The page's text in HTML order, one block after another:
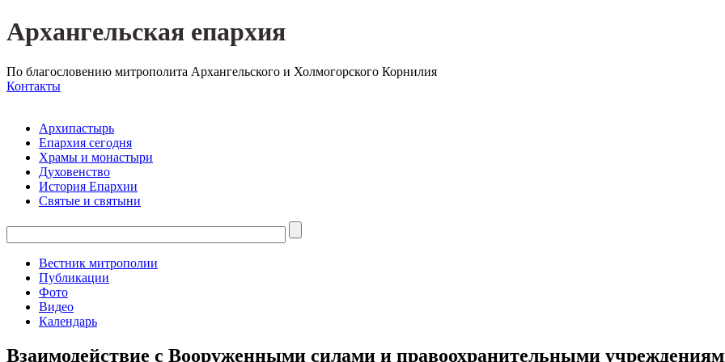
Архангельская епархия
По благословению митрополита Архангельского и Холмогорского Корнилия
Контакты
Архипастырь
Епархия сегодня
Храмы и монастыри
Духовенство
История Епархии
Святые и святыни
Вестник митрополии
Публикации
Фото
Видео
Календарь
Взаимодействие с Вооруженными силами и правоохранительными